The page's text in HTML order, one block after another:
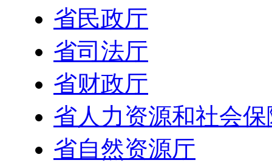
省民政厅
省司法厅
省财政厅
省人力资源和社会
省自然资源厅